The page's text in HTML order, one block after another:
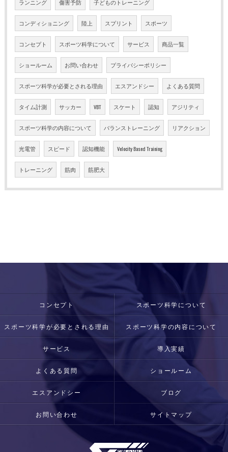
ランニング 傷害予防 子どものトレーニング
コンディショニング 陸上 スプリント スポーツ
コンセプト スポーツ科学について サービス 商品一覧
ショールーム お問い合わせ プライバシーポリシー
スポーツ科学が必要とされる理由 エスアンドシー よくある質問
タイム計測 サッカー VBT スケート 認知 アジリティ
スポーツ科学の内容について バランストレーニング リアクション
光電管 スピード 認知機能 Velocity Based Training
トレーニング 筋肉 筋肥大
コンセプト スポーツ科学について
スポーツ科学が必要とされる理由 スポーツ科学の内容について
サービス 導入実績
よくある質問 ショールーム
エスアンドシー ブログ
お問い合わせ サイトマップ